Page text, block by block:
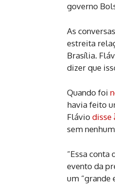
governo
As
estreita
Brasília.
dizer que
Quando foi
havia feito
Fláviodisse
sem
“Essa
evento da
um “grande